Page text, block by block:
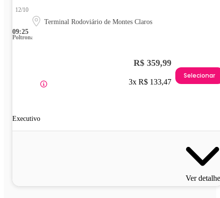
09:25
12/10
Terminal Rodoviário de Montes Claros
Poltrona
Executivo
R$ 359,99
3x R$ 133,47
Selecionar
Ver